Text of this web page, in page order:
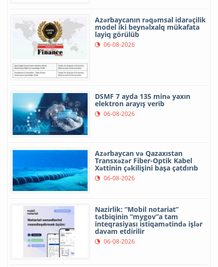
Azərbaycanın rəqəmsal idarəçilik
model iki beynəlxalq mükafata
layiq görülüb
06-08-2026
DSMF 7 ayda 135 minə yaxın
elektron arayış verib
06-08-2026
Azərbaycan və Qazaxıstan
Transxəzər Fiber-Optik Kabel
Xəttinin çəkilişini başa çatdırıb
06-08-2026
Nazirlik: “Mobil notariat”
tətbiqinin “mygov”a tam
inteqrasiyası istiqamətində işlər
davam etdirilir
06-08-2026